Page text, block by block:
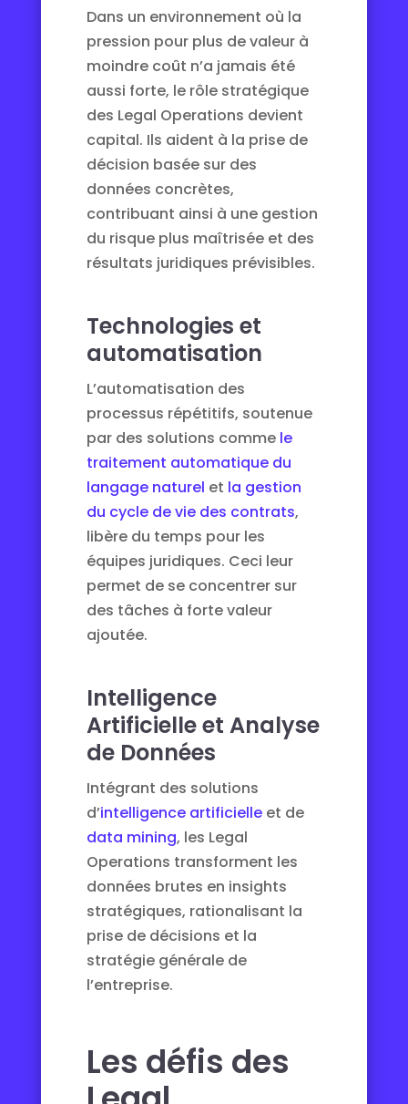
Dans un environnement où la
pression pour plus de valeur à
moindre coût n’a jamais été
aussi forte, le rôle stratégique
des Legal Operations devient
capital. Ils aident à la prise de
décision basée sur des
données concrètes,
contribuant ainsi à une gestion
du risque plus maîtrisée et des
résultats juridiques prévisibles.
Technologies et
automatisation
L’automatisation des
processus répétitifs, soutenue
par des solutions comme le
traitement automatique du
langage naturel et la gestion
du cycle de vie des contrats,
libère du temps pour les
équipes juridiques. Ceci leur
permet de se concentrer sur
des tâches à forte valeur
ajoutée.
Intelligence
Artificielle et Analyse
de Données
Intégrant des solutions
d’intelligence artificielleet de
data mining, les Legal
Operations transforment les
données brutes en insights
stratégiques, rationalisant la
prise de décisions et la
stratégie générale de
l’entreprise.
Les défis des